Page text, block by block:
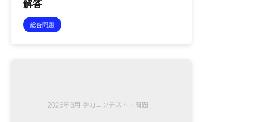
解答
総合問題